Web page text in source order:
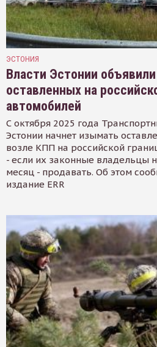
ЭСТОНИЯ
Власти Эстонии
оставленных на
автомобилей
С октября 2025 года
Эстонии начнет изымать
возле КПП на российской
- если их законные владельцы
месяц - продавать. Об этом
издание ERR